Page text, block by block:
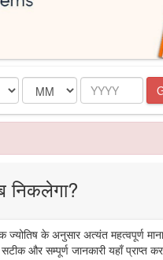
Month Year
ज्योतिष के अनुसार अत्यंत महत्वपूर्ण
और सम्पूर्ण जानकारी यहाँ प्राप्त